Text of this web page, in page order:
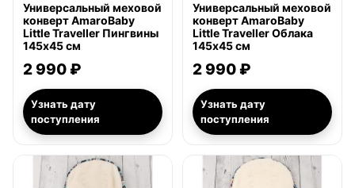
Универсальный меховой
конверт AmaroBaby
Little Traveller Пингвины
145х45 см
2 990 ₽
Узнать дату
поступления
Универсальный меховой
конверт AmaroBaby
Little Traveller Облака
145х45 см
2 990 ₽
Узнать дату
поступления